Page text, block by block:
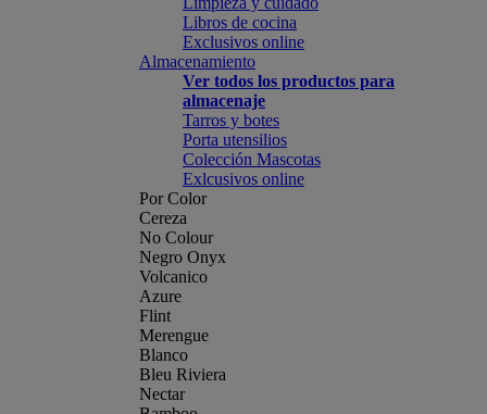
Libros de cocina
Exclusivos online
Almacenamiento
Ver todos los productos para
almacenaje
Tarros y botes
Porta utensilios
Colección Mascotas
Exlcusivos online
Por Color
Cereza
No Colour
Negro Onyx
Volcanico
Azure
Flint
Merengue
Blanco
Bleu Riviera
Nectar